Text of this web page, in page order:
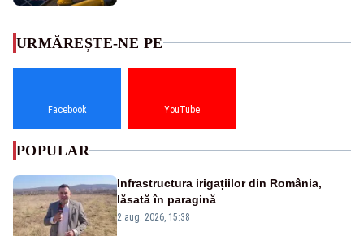
URMĂREȘTE-NE PE
Facebook YouTube
POPULAR
Infrastructura irigațiilor din România,
lăsată în paragină
2 aug. 2026, 15:38